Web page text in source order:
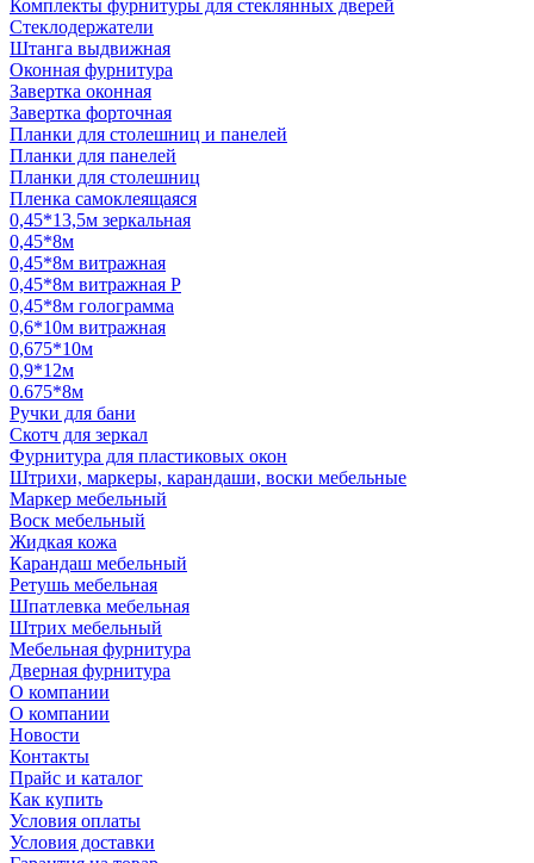
Комплекты фурнитуры для стеклянных дверей
Стеклодержатели
Штанга выдвижная
Оконная фурнитура
Завертка оконная
Завертка форточная
Планки для столешниц и панелей
Планки для панелей
Планки для столешниц
Пленка самоклеящаяся
0,45*13,5м зеркальная
0,45*8м
0,45*8м витражная
0,45*8м витражная Р
0,45*8м голограмма
0,6*10м витражная
0,675*10м
0,9*12м
0.675*8м
Ручки для бани
Скотч для зеркал
Фурнитура для пластиковых окон
Штрихи, маркеры, карандаши, воски мебельные
Маркер мебельный
Воск мебельный
Жидкая кожа
Карандаш мебельный
Ретушь мебельная
Шпатлевка мебельная
Штрих мебельный
Мебельная фурнитура
Дверная фурнитура
О компании
О компании
Новости
Контакты
Прайс и каталог
Как купить
Условия оплаты
Условия доставки